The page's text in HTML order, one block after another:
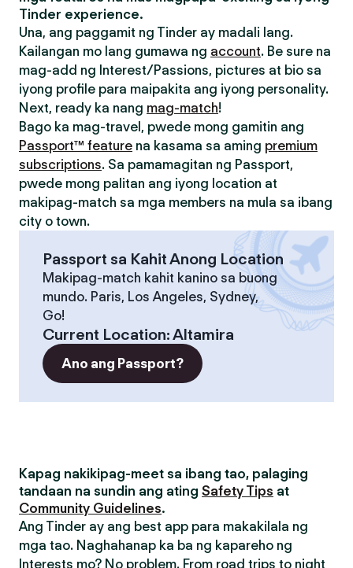
Tinder experience.
Una, ang paggamit ng Tinder ay madali lang.
Kailangan mo lang gumawa ng account. Be sure na
mag-add ng Interest/Passions, pictures at bio sa
iyong profile para maipakita ang iyong personality.
Next, ready ka nang mag-match!
Bago ka mag-travel, pwede mong gamitin ang
Passport™ feature na kasama sa aming premium
subscriptions. Sa pamamagitan ng Passport,
pwede mong palitan ang iyong location at
makipag-match sa mga members na mula sa ibang
city o town.
Passport sa Kahit Anong Location
Makipag-match kahit kanino sa buong
mundo. Paris, Los Angeles, Sydney,
Go!
Current Location:Altamira
Ano ang Passport?
Kapag nakikipag-meet sa ibang tao, palaging
tandaan na sundin ang ating Safety Tips at
Community Guidelines.
Ang Tinder ay ang best app para makakilala ng
mga tao. Naghahanap ka ba ng kapareho ng
Interests mo? No problem. From road trips to night